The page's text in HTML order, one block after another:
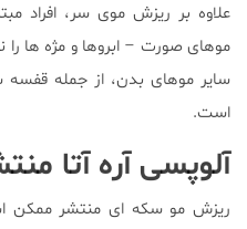
علاوه بر ریزش موی سر، افراد
موهای صورت – ابروها و مژه ها
سایر موهای بدن، از جمله
است.
آلوپسی آره آتا
ریزش مو سکه ای منتشر ممکن